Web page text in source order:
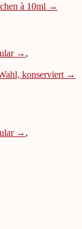
à 10ml →
→ ,
konserviert →
→ ,